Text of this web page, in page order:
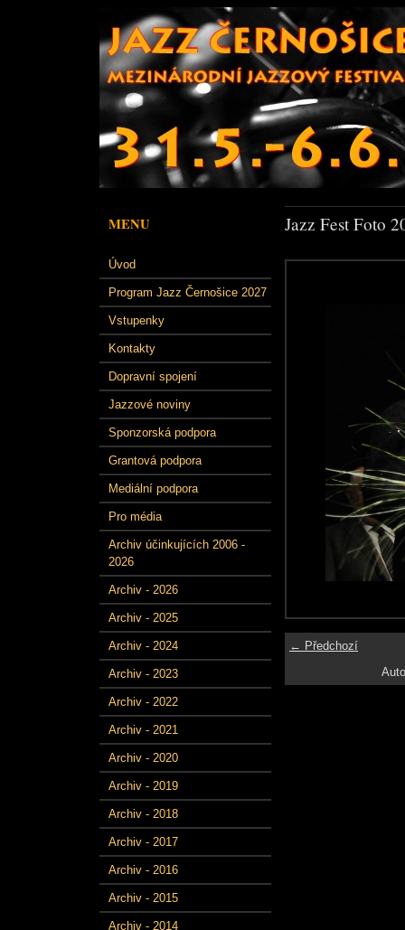
MENU
Úvod
Program Jazz Černošice 2027
Vstupenky
Kontakty
Dopravní spojení
Jazzové noviny
Sponzorská podpora
Grantová podpora
Mediální podpora
Pro média
Archiv účinkujících 2006 -
2026
Archiv - 2026
Archiv - 2025
Archiv - 2024
Archiv - 2023
Archiv - 2022
Archiv - 2021
Archiv - 2020
Archiv - 2019
Archiv - 2018
Archiv - 2017
Archiv - 2016
Archiv - 2015
Archiv - 2014
Jazz Fest Foto
← Předchozí